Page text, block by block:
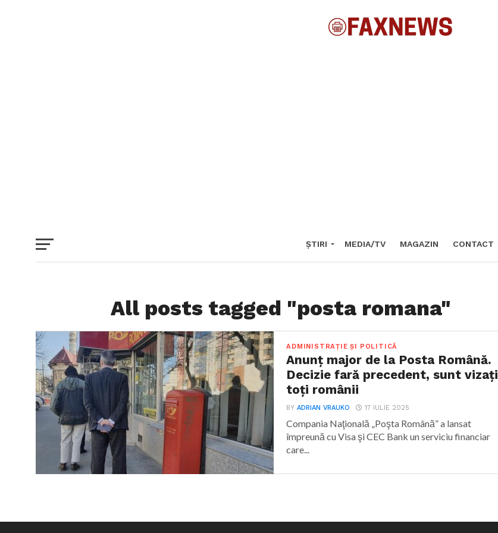
ȘTIRI MEDIA/TV MAGAZIN CONTACT
All posts tagged "posta romana"
ADMINISTRAȚIE ȘI POLITICĂ
Anunț major de la Posta Română.
Decizie fară precedent, sunt vizați
toți românii
BYADRIAN VRAUKO 17 IULIE 2025
Compania Naţională „Poşta Română” a lansat
împreună cu Visa şi CEC Bank un serviciu financiar
care...